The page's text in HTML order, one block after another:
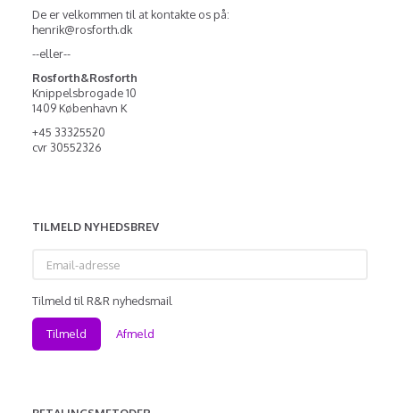
De er velkommen til at kontakte os på:
henrik@rosforth.dk
--eller--
Rosforth&Rosforth
Knippelsbrogade 10
1409 København K
+45 33325520
cvr 30552326
TILMELD NYHEDSBREV
adresse
Tilmeld til R&R nyhedsmail
Tilmeld Afmeld